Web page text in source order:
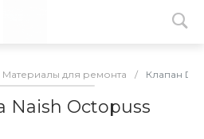
Материалы для ремонта / Клапан
Naish Octopuss